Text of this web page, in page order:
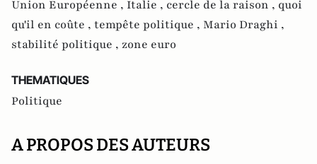
Union Européenne , Italie , cercle de la raison , quoi
qu'il en coûte , tempête politique , Mario Draghi ,
stabilité politique , zone euro
THEMATIQUES
Politique
A PROPOS DES AUTEURS